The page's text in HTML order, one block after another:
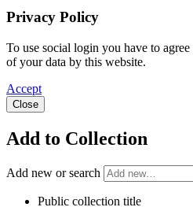
Privacy Policy
To use social login you have to
of your data by this website.
Accept
Close
Add to Collection
Add new or search
Public collection title